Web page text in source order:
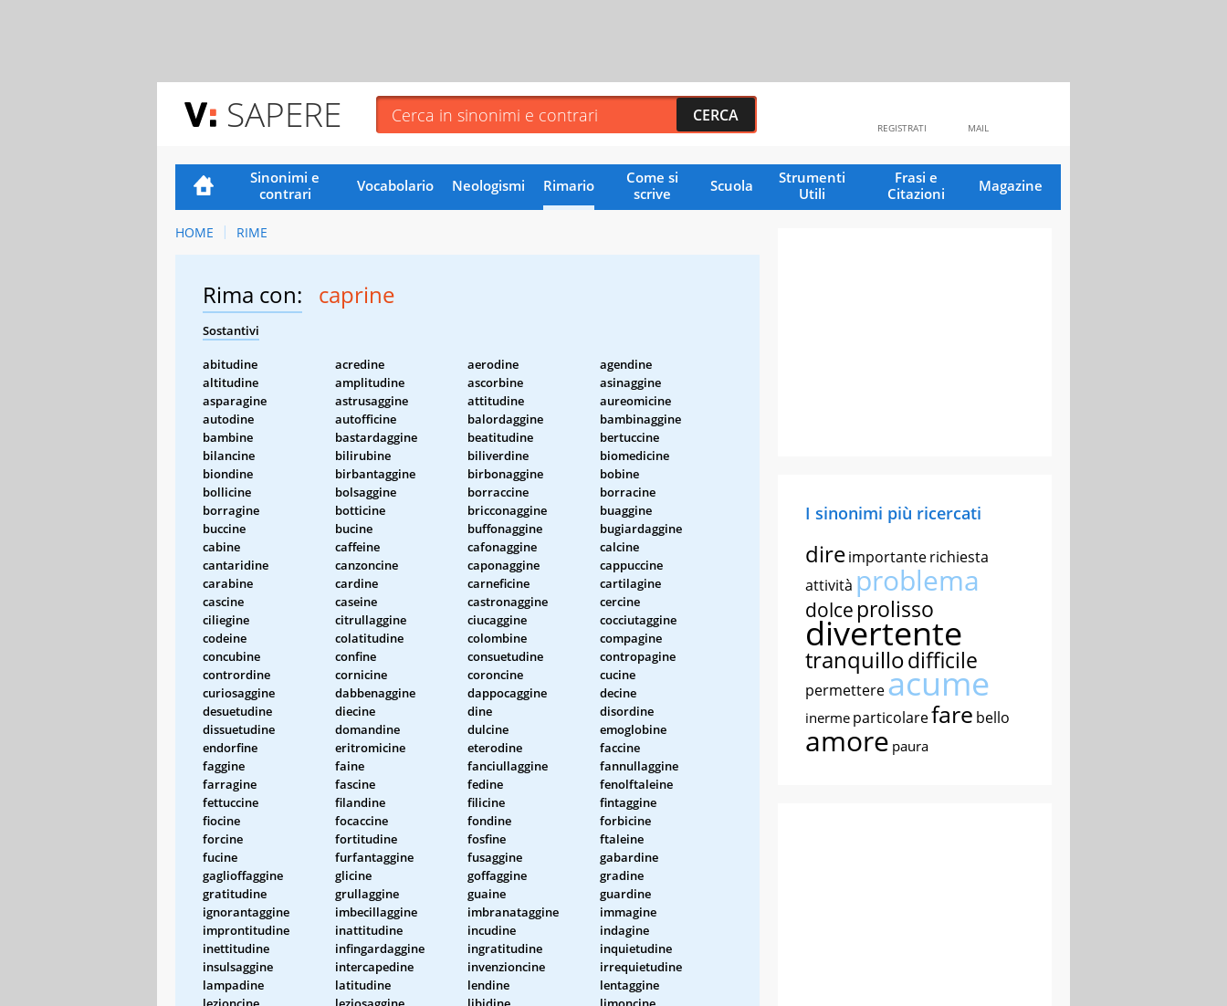
SAPERE MAIL
REGISTRATI
Sinonimi e
contrari
Vocabolario Neologismi Rimario
Come si
scrive
Scuola
Strumenti
Utili
Frasi e
Citazioni
Magazine
HOME RIME
Rima con: caprine
Sostantivi
abitudine acredine aerodine
agendine
altitudine
amplitudine ascorbine
asinaggine
asparagine
astrusaggine attitudine
aureomicine
autodine
autofficine balordaggine
bambinaggine
bambine
bastardaggine beatitudine
bertuccine
bilancine
bilirubine biliverdine
biomedicine
biondine
birbantaggine birbonaggine
bobine
bollicine
bolsaggine borraccine
borracine
borragine
botticine bricconaggine
buaggine
buccine
bucine buffonaggine
bugiardaggine
cabine
caffeine cafonaggine
calcine
cantaridine
canzoncine caponaggine
cappuccine
carabine
cardine carneficine
cartilagine
cascine
caseine castronaggine
cercine
ciliegine
citrullaggine ciucaggine
cocciutaggine
codeine
colatitudine colombine
compagine
concubine
confine consuetudine
contropagine
contrordine
cornicine coroncine
cucine
curiosaggine
dabbenaggine dappocaggine
decine
desuetudine
diecine dine
disordine
dissuetudine
domandine dulcine
emoglobine
endorfine
eritromicine eterodine
faccine
faggine
faine fanciullaggine
fannullaggine
farragine
fascine fedine
fenolftaleine
fettuccine
filandine filicine
fintaggine
fiocine
focaccine fondine
forbicine
forcine
fortitudine fosfine
ftaleine
fucine
furfantaggine fusaggine
gabardine
gaglioffaggine
glicine goffaggine
gradine
gratitudine
grullaggine guaine
guardine
ignorantaggine
imbecillaggine imbranataggine
immagine
improntitudine
inattitudine incudine
indagine
inettitudine
infingardaggine ingratitudine
inquietudine
insulsaggine
intercapedine invenzioncine
irrequietudine
lampadine
latitudine lendine
lentaggine
I sinonimi più ricercati
direimportanterichiesta
attività problema
dolce prolisso
divertente
tranquillodifficile
permettereacume
inerme particolarefare bello
amore paura